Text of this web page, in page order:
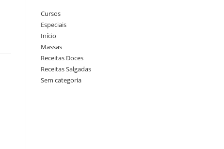
Cursos
Especiais
Início
Massas
Receitas Doces
Receitas Salgadas
Sem categoria